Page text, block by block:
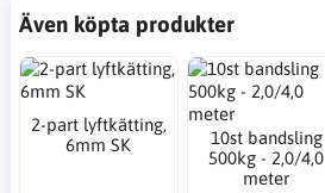
Även köpta produkter
2-part lyftkätting,
6mm SK
10st bandsling
500kg - 2,0/4,0
meter